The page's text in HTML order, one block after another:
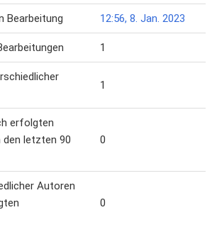
Bearbeitung 12:56, 8. Jan. 2023
1
1
erfolgten
den letzten 90
0
Autoren
0